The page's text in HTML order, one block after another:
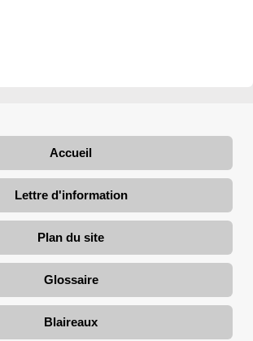
Accueil
Lettre d'information
Plan du site
Glossaire
Blaireaux